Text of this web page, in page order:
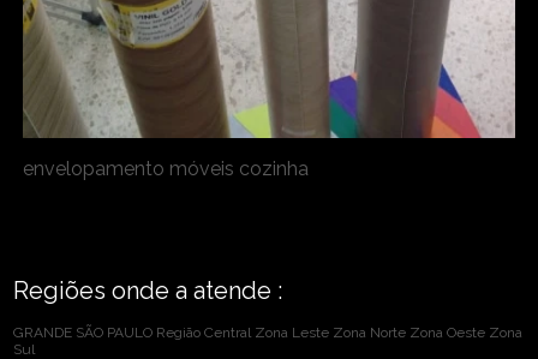
envelopamento móveis cozinha
Regiões onde a atende :
GRANDE SÃO PAULO Região Central Zona Leste Zona Norte Zona Oeste Zona
Sul